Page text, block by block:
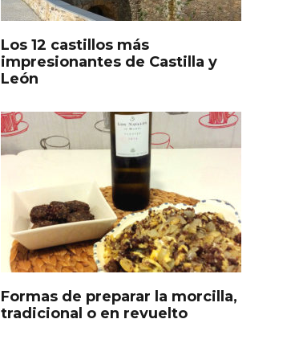
Los 12 castillos más
impresionantes de Castilla y
León
Formas de preparar la morcilla,
tradicional o en revuelto
Disfrutar de la Semana
Santa en Rueda en 2026